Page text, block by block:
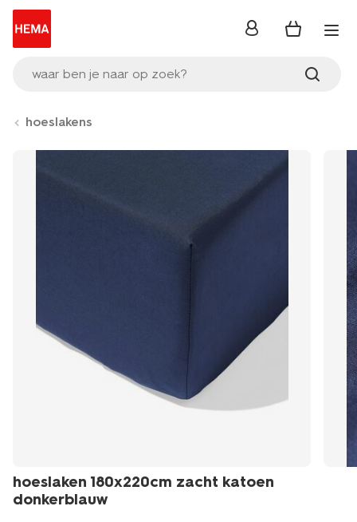
waar ben je naar op zoek?
inloggen
hoeslakens
hoeslaken 180x220cm zacht katoen
donkerblauw